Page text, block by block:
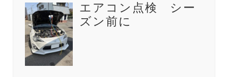
エアコン点検 シー
ズン前に